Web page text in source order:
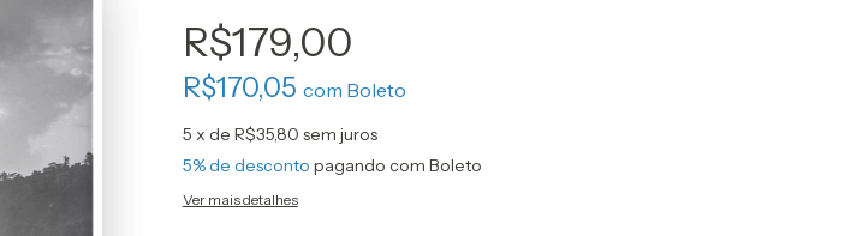
R$179,00
R$170,05 com Boleto
5 x de R$35,80 sem juros
5% de desconto pagando com Boleto
Ver mais detalhes